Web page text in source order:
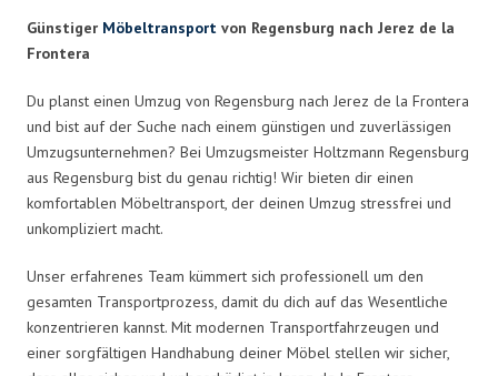
Günstiger Möbeltransport von Regensburg nach Jerez de la
Frontera
Du planst einen Umzug von Regensburg nach Jerez de la Frontera
und bist auf der Suche nach einem günstigen und zuverlässigen
Umzugsunternehmen? Bei Umzugsmeister Holtzmann Regensburg
aus Regensburg bist du genau richtig! Wir bieten dir einen
komfortablen Möbeltransport, der deinen Umzug stressfrei und
unkompliziert macht.
Unser erfahrenes Team kümmert sich professionell um den
gesamten Transportprozess, damit du dich auf das Wesentliche
konzentrieren kannst. Mit modernen Transportfahrzeugen und
einer sorgfältigen Handhabung deiner Möbel stellen wir sicher,